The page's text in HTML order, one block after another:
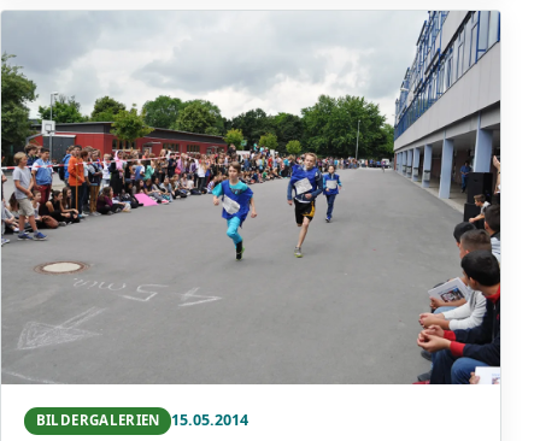
BILDERGALERIEN 15.05.2014